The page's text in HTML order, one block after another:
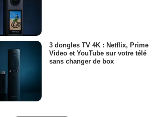
3 dongles TV 4K : Netflix, Prime
Video et YouTube sur votre télé
sans changer de box